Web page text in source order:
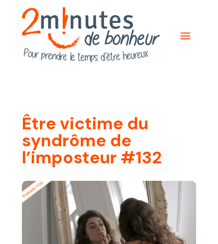
Être victime du
syndrôme de
l’imposteur #132